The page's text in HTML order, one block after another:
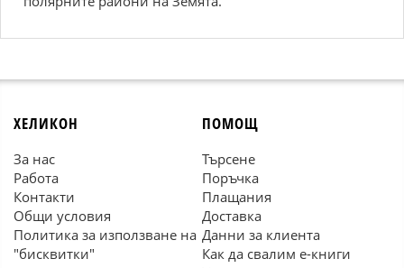
ХЕЛИКОН
За нас
Работа
Контакти
Общи условия
Политика за използване на
"бисквитки"
ПОМОЩ
Търсене
Поръчка
Плащания
Доставка
Данни за клиента
Как да свалим е-книги